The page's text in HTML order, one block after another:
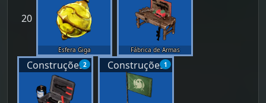
20
Esfera Giga
Fábrica de Armas
2
Construções 1
Construções